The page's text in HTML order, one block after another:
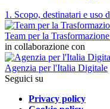
1. Scopo, destinatari e uso
Team per la
in collaborazione con
Agenzia per l'Italia Digitale
Seguici su
Privacy policy